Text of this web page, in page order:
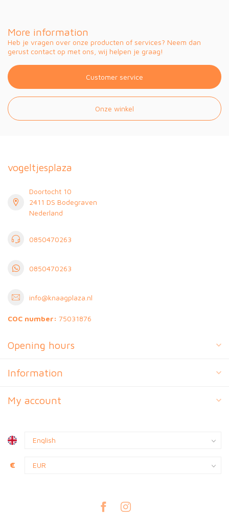
More information
Heb je vragen over onze producten of services? Neem dan
gerust contact op met ons, wij helpen je graag!
Customer service
Onze winkel
vogeltjesplaza
Doortocht 10
2411 DS Bodegraven
Nederland
0850470263
0850470263
info@knaagplaza.nl
COC number: 75031876
Opening hours
Information
My account
€